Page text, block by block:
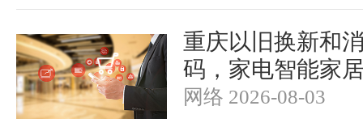
重庆以旧换新和
码，家电智能家
网络 2026-08-03